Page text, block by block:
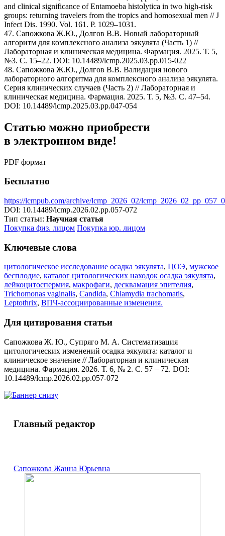
and clinical significance of Entamoeba histolytica in two high-risk
groups: returning travelers from the tropics and homosexual men // J
Infect Dis. 1990. Vol. 161. P. 1029–1031.
47. Сапожкова Ж.Ю., Долгов В.В. Новый лабораторный
алгоритм для комплексного анализа эякулята (Часть 1) //
Лабораторная и клиническая медицина. Фармация. 2025. Т. 5,
№3. С. 15–22. DOI: 10.14489/lcmp.2025.03.pp.015-022
48. Сапожкова Ж.Ю., Долгов В.В. Валидация нового
лабораторного алгоритма для комплексного анализа эякулята.
Серия клинических случаев (Часть 2) // Лабораторная и
клиническая медицина. Фармация. 2025. Т. 5, №3. С. 47–54.
DOI: 10.14489/lcmp.2025.03.pp.047-054
Статью можно приобрести
в электронном виде!
PDF формат
Бесплатно
https://lcmpub.com/archive/lcmp_2026_02/
DOI: 10.14489/lcmp.2026.02.pp.057-072
Тип статьи: Научная статья
Покупка физ. лицом Покупка юр. лицом
Ключевые слова
цитологическое исследование осадка эякулята, ЦОЭ, мужское
бесплодие, каталог цитологических находок осадка эякулята,
лейкоцитоспермия, макрофаги, десквамация эпителия,
Trichomonas vaginalis, Candida, Chlamydia trachomatis,
Leptothrix, ВПЧ-ассоциированные изменения.
Для цитирования статьи
Сапожкова Ж. Ю., Супряго М. А. Систематизация
цитологических изменений осадка эякулята: каталог и
клиническое значение // Лабораторная и клиническая
медицина. Фармация. 2026. Т. 6, № 2. С. 57 – 72. DOI:
10.14489/lcmp.2026.02.pp.057-072
Главный редактор
Сапожкова Жанна Юрьевна